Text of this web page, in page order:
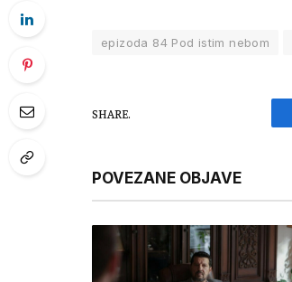
epizoda 84 Pod istim nebom
SHARE.
POVEZANE OBJAVE